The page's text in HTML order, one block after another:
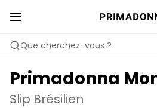
Que cherchez-vous ?
Primadonna
Slip Brésilien